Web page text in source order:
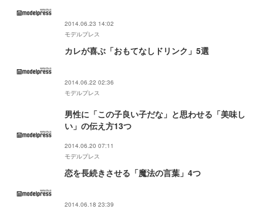
2014.06.23 14:02
モデルプレス
カレが喜ぶ「おもてなしドリンク」5選
2014.06.22 02:36
モデルプレス
男性に「この子良い子だな」と思わせる「美味し
い」の伝え方13つ
2014.06.20 07:11
モデルプレス
恋を長続きさせる「魔法の言葉」4つ
2014.06.18 23:39